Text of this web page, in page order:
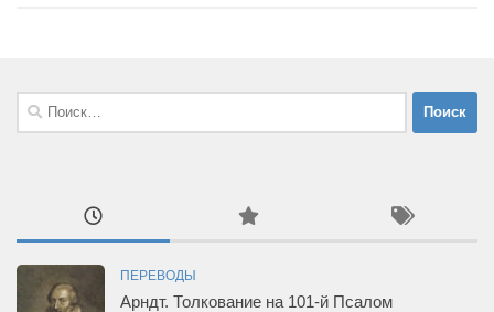
Найти:
ПЕРЕВОДЫ
Арндт. Толкование на 101-й Псалом